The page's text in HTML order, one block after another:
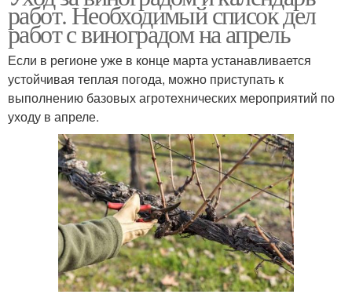
работ. Необходимый список дел
работ с виноградом на апрель
Если в регионе уже в конце марта устанавливается
устойчивая теплая погода, можно приступать к
выполнению базовых агротехнических мероприятий по
уходу в апреле.